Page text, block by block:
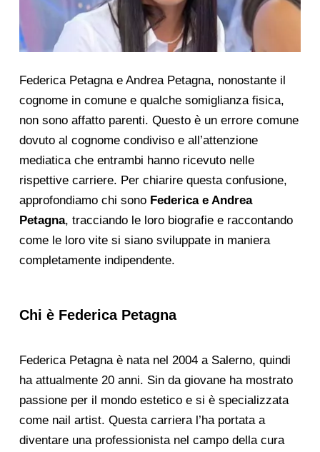
Federica Petagna e Andrea Petagna, nonostante il
cognome in comune e qualche somiglianza fisica,
non sono affatto parenti. Questo è un errore comune
dovuto al cognome condiviso e all’attenzione
mediatica che entrambi hanno ricevuto nelle
rispettive carriere. Per chiarire questa confusione,
approfondiamo chi sono Federica e Andrea
Petagna, tracciando le loro biografie e raccontando
come le loro vite si siano sviluppate in maniera
completamente indipendente.
Chi è Federica Petagna
Federica Petagna è nata nel 2004 a Salerno, quindi
ha attualmente 20 anni. Sin da giovane ha mostrato
passione per il mondo estetico e si è specializzata
come nail artist. Questa carriera l’ha portata a
diventare una professionista nel campo della cura